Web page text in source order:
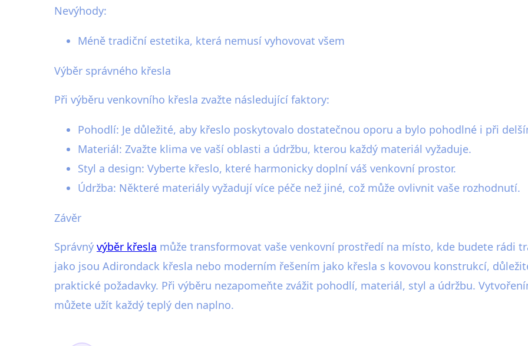
Nevýhody:
Méně tradiční estetika, která nemusí vyhovovat všem
Výběr správného křesla
Při výběru venkovního křesla zvažte následující faktory:
Pohodlí: Je důležité, aby křeslo poskytovalo dostatečnou oporu a bylo pohodlné i při
Materiál: Zvažte klima ve vaší oblasti a údržbu, kterou každý materiál vyžaduje.
Styl a design: Vyberte křeslo, které harmonicky doplní váš venkovní prostor.
Údržba: Některé materiály vyžadují více péče než jiné, což může ovlivnit vaše rozhodnutí.
Závěr
Správný výběr křesla může transformovat vaše venkovní prostředí na místo, kde budete rádi
jako jsou Adirondack křesla nebo moderním řešením jako křesla s kovovou konstrukcí,
praktické požadavky. Při výběru nezapomeňte zvážit pohodlí, materiál, styl a údržbu.
můžete užít každý teplý den naplno.